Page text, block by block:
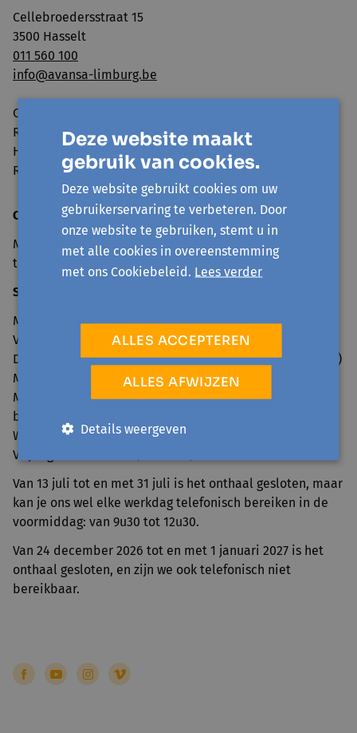
Cellebroedersstraat 15
3500 Hasselt
011 560 100
info@avansa-limburg.be
Ondernemingsnummer: ​0860.323.286
RPR: Ondernemingsrechtbank Antwerpen, afdeling
Hasselt
Rekeningnummer: BE98 7350 0766 3893
Openingsuren onthaal
Maandag tot en met vrijdag van 9u30 tot 12u30 en 13u30
tot 16u
Sluitingsdagen 2026
Maandag 6 april (Paasmaandag)
Vrijdag 1 mei (Dag van de Arbeid)
Donderdag 14 en vrijdag 15 mei (Hemelvaart en brugdag)
Maandag 25 mei (Pinkstermaandag)
Maandag 20 en dinsdag 21 juli (Nationale feestdag en
brugdag)
Woensdag 11 november (Wapenstilstand)
Vrijdag 25 december (Kerstmis)
Van 13 juli tot en met 31 juli is het onthaal gesloten, maar
kan je ons wel elke werkdag telefonisch bereiken in de
voormiddag: van 9u30 tot 12u30.
Van 24 december 2026 tot en met 1 januari 2027 is het
onthaal gesloten, en zijn we ook telefonisch niet
bereikbaar.
Deze website maakt
gebruik van cookies.
Deze website gebruikt cookies om uw
gebruikerservaring te verbeteren. Door
onze website te gebruiken, stemt u in
met alle cookies in overeenstemming
met ons Cookiebeleid. Lees verder
ALLES ACCEPTEREN
ALLES AFWIJZEN
Details weergeven